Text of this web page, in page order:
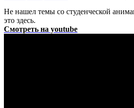
Не нашел темы со студенческой
это здесь.
Смотреть на youtube